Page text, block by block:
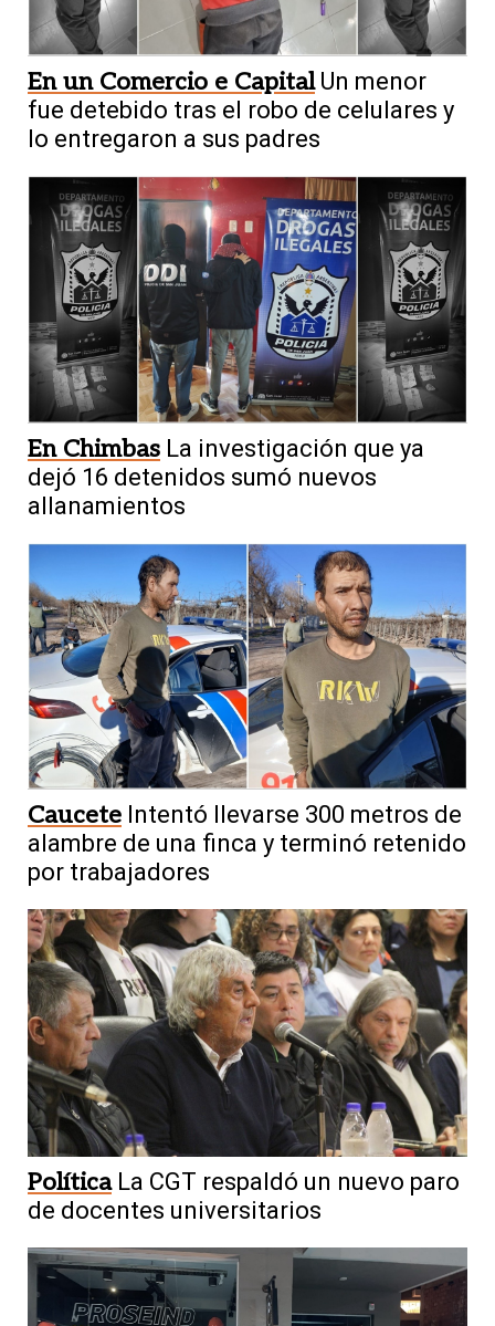
En un Comercio e Capital Un menor
fue detebido tras el robo de celulares y
lo entregaron a sus padres
En Chimbas La investigación que ya
dejó 16 detenidos sumó nuevos
allanamientos
Caucete Intentó llevarse 300 metros de
alambre de una finca y terminó retenido
por trabajadores
Política La CGT respaldó un nuevo paro
de docentes universitarios